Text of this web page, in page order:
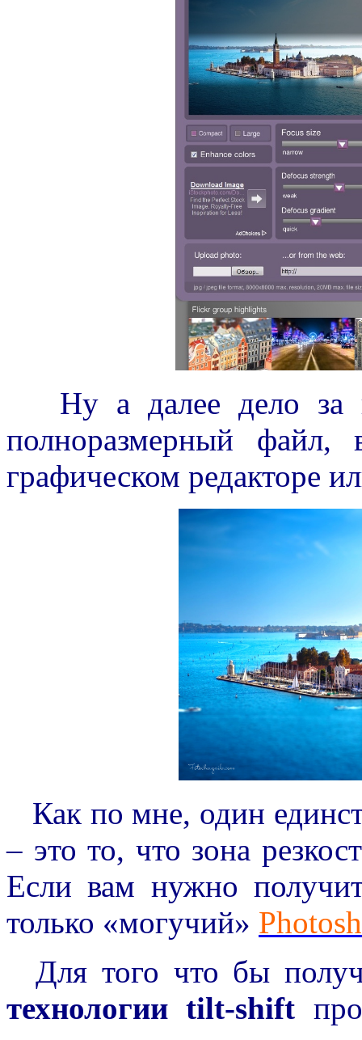
Ну а далее дело за
полноразмерный файл,
графическом редакторе
Как по мне, один
– это то, что зона
Если вам нужно
только «могучий»
Для того что бы
технологии tilt-shift